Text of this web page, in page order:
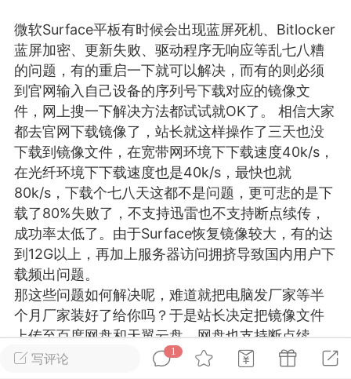
游戏 兴趣 美图
问答 闲谈 官方
任务 排行 历史
网络
VIP 7
29 21:24
电脑端
Laptop Go 2镜像
网盘下载
Laptop Go 2 i5/8/128 – Windows
写评论
1
微软Surface平板有时候会出现蓝屏死机、Bitlocker
蓝屏加密、更新失败、驱动程序无响应等乱七八糟
的问题，有的重启一下就可以解决，而有的则必须
到官网输入自己设备的序列号下载对应的镜像文
件，网上搜一下解决方法都试试就OK了。 相信大家
都去官网下载镜像了，站长就这样操作了三天也没
下载到镜像文件，在宽带网环境下下载速度40k/s，
在光纤环境下下载速度也是40k/s，最快也就
80k/s，下载个七八天这都不是问题，更可悲的是下
载了80%失败了，不支持迅雷也不支持断点续传，
成功率太低了。由于Surface恢复镜像较大，有的达
到12G以上，再加上服务器访问拥挤导致国内用户下
载频出问题。
那这些问题如何解决呢，难道就把电脑发厂家等半
个月厂家装好了给你吗？于是站长决定把镜像文件
上传至百度网盘和天翼云盘，网盘也支持断点续
传，这方便了不少网友，欢迎大家下载使用！ 站长